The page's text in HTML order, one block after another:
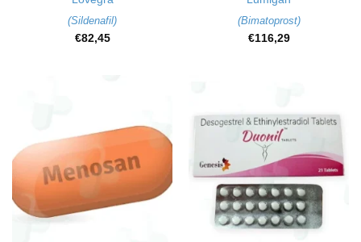
(Sildenafil)
€82,45
(Bimatoprost)
€116,29